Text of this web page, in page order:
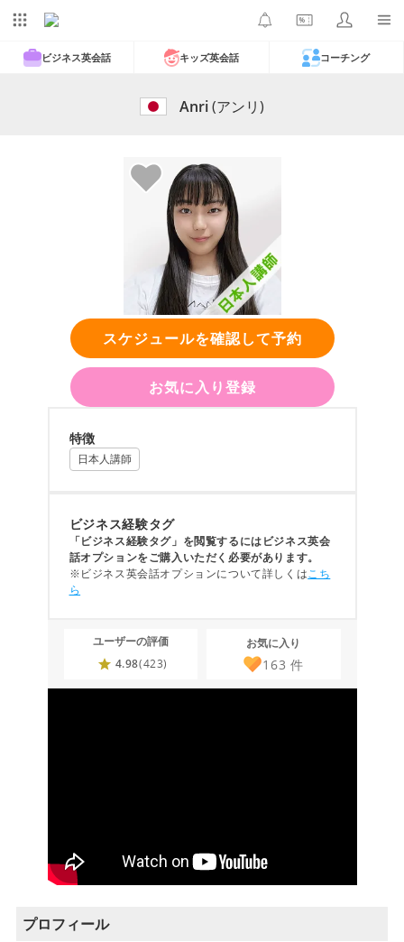
ビジネス英会話 キッズ英会話 コーチング
Anri(アンリ)
スケジュールを確認して予約
お気に入り登録
特徴
日本人講師
ビジネス経験タグ
「ビジネス経験タグ」を閲覧するにはビジネス英会
話オプションをご購入いただく必要があります。
※ビジネス英会話オプションについて詳しくはこち
ら
ユーザーの評価
4.98(423)
お気に入り
163 件
プロフィール